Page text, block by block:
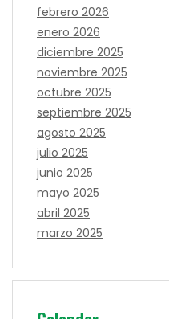
febrero 2026
enero 2026
diciembre 2025
noviembre 2025
octubre 2025
septiembre 2025
agosto 2025
julio 2025
junio 2025
mayo 2025
abril 2025
marzo 2025